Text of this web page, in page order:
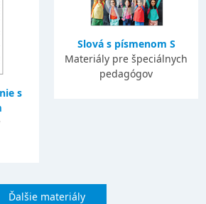
s
Slová s písmenom S
Materiály pre špeciálnych
pedagógov
Ďalšie materiály